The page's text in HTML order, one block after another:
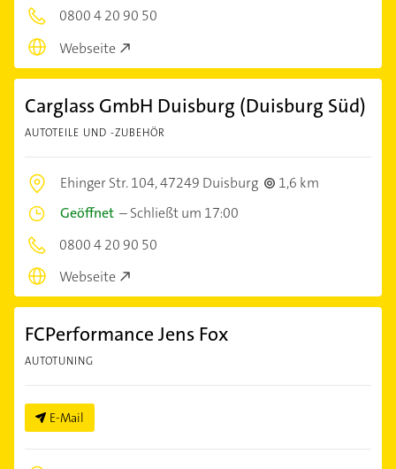
0800 4 20 90 50
Webseite
Carglass GmbH Duisburg (Duisburg Süd)
AUTOTEILE UND -ZUBEHÖR
Ehinger Str. 104,47249 Duisburg
1,6 km
Geöffnet –Schließt um 17:00
0800 4 20 90 50
Webseite
FCPerformance Jens Fox
AUTOTUNING
E-Mail